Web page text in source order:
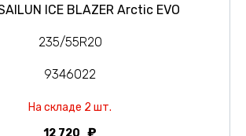
ICE BLAZER Arctic EVO
235/55R20
9346022
На складе 2 шт.
12 720